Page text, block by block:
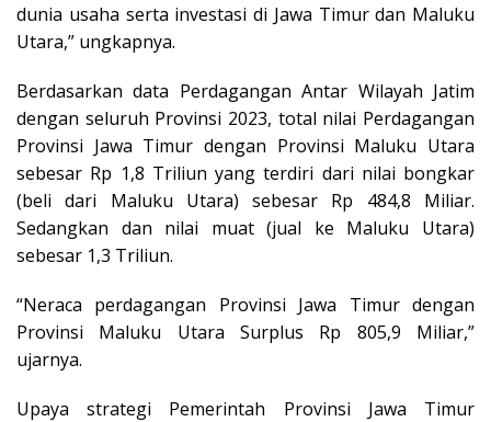
dunia usaha serta investasi di Jawa Timur dan Maluku
Utara,” ungkapnya.
Berdasarkan data Perdagangan Antar Wilayah Jatim
dengan seluruh Provinsi 2023, total nilai Perdagangan
Provinsi Jawa Timur dengan Provinsi Maluku Utara
sebesar Rp 1,8 Triliun yang terdiri dari nilai bongkar
(beli dari Maluku Utara) sebesar Rp 484,8 Miliar.
Sedangkan dan nilai muat (jual ke Maluku Utara)
sebesar 1,3 Triliun.
“Neraca perdagangan Provinsi Jawa Timur dengan
Provinsi Maluku Utara Surplus Rp 805,9 Miliar,”
ujarnya.
Upaya strategi Pemerintah Provinsi Jawa Timur